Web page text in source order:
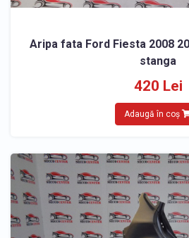
Aripa fata Ford Fiesta 2008
stanga
420 Lei
Adaugă în coș